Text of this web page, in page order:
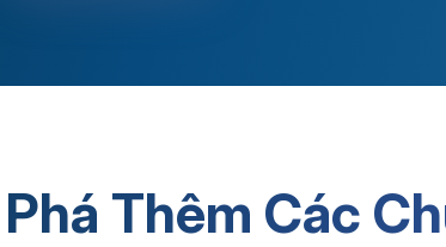
Thêm Các
Phần mềm ERP